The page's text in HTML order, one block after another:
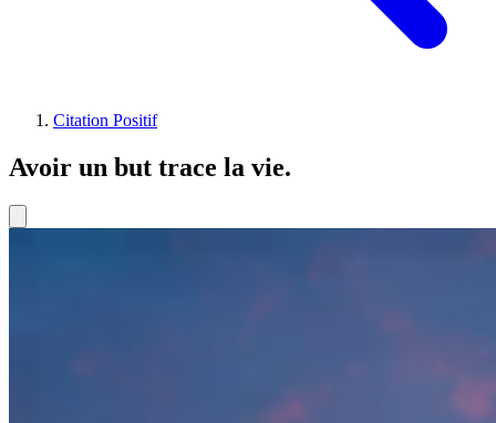
Citation Positif
Avoir un but trace la vie.